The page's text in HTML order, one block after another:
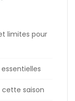
limites pour
cette saison